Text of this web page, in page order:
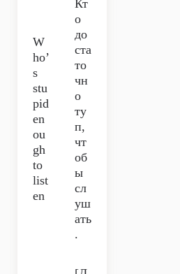
W
ho’
s
stu
pid
en
ou
gh
to
list
en
Кт
о
до
ста
то
чн
о
ту
п,
чт
об
ы
сл
уш
ать
.